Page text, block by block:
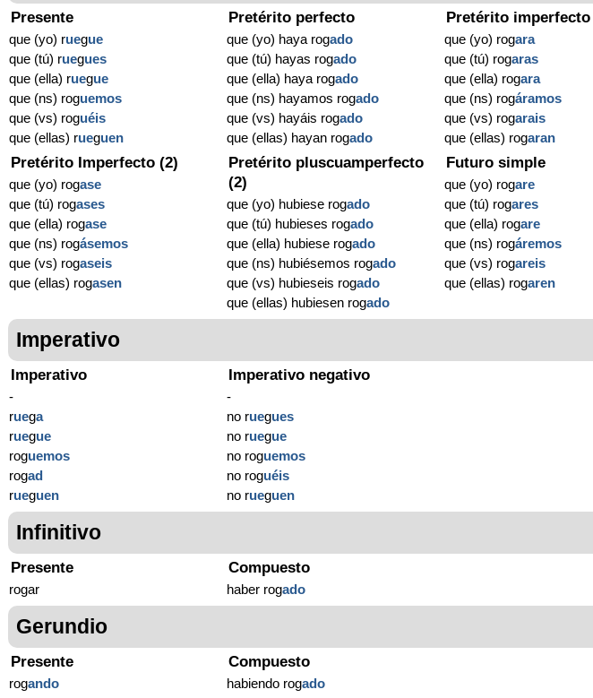
Presente
que (yo) ruegue
que (tú) ruegues
que (ella) ruegue
que (ns) roguemos
que (vs) roguéis
que (ellas) rueguen
Pretérito perfecto
que (yo) haya rogado
que (tú) hayas rogado
que (ella) haya rogado
que (ns) hayamos rogado
que (vs) hayáis rogado
que (ellas) hayan rogado
Pretérito imperfecto
que (yo) rogara
que (tú) rogaras
que (ella) rogara
que (ns) rogáramos
que (vs) rogarais
que (ellas) rogaran
Pretérito Imperfecto (2)
que (yo) rogase
que (tú) rogases
que (ella) rogase
que (ns) rogásemos
que (vs) rogaseis
que (ellas) rogasen
Pretérito pluscuamperfecto
(2)
que (yo) hubiese rogado
que (tú) hubieses rogado
que (ella) hubiese rogado
que (ns) hubiésemos rogado
que (vs) hubieseis rogado
que (ellas) hubiesen rogado
Futuro simple
que (yo) rogare
que (tú) rogares
que (ella) rogare
que (ns) rogáremos
que (vs) rogareis
que (ellas) rogaren
Imperativo
Imperativo
-
ruega
ruegue
roguemos
rogad
rueguen
Imperativo negativo
-
no ruegues
no ruegue
no roguemos
no roguéis
no rueguen
Infinitivo
Presente
rogar
Compuesto
haber rogado
Gerundio
Presente
rogando
Compuesto
habiendo rogado